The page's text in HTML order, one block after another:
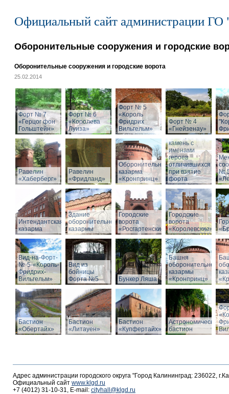
Официальный сайт администрации ГО
Оборонительные сооружения и городские
Оборонительные сооружения и городские ворота
25.02.2014
Форт № 7
«Герцог фон
Гольштейн»
Форт № 6
«Королева
Луиза»
Форт № 5
«Король
Фридрих
Вильгельм»
Форт № 4
«Гнейзенау»
Равелин
«Хаберберг»
Равелин
«Фридланд»
Оборонительная
казарма
«Кронпринц»
Мемориальный
камень с
именами
героев
отличившихся
при взятие
форта
№
Интендантская
казарма
Здание
оборонительной
казармы
Городские
ворота
«Росгартенские»
Городские
ворота
«Королевские»
Вид-на-Форт-
№-5-«Король-
Фридрих-
Вильгельм»
Вид из
бойницы
Форта №5
Бункер Ляша
Башня
оборонительной
казармы
«Кронпринц»
Бастион
«Обертайх»
Бастион
«Литауен»
Бастион
«Купфертайх»
Астрономический
бастион
Адрес администрации городского округа "Город Калининград: 236022,
Официальный сайт www.klgd.ru
+7 (4012) 31-10-31, E-mail: cityhall@klgd.ru